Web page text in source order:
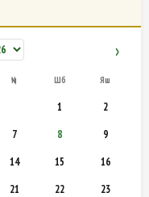
›
Ҷм Шб Яш
1
2
7 8
9
14 15
16
21 22
23